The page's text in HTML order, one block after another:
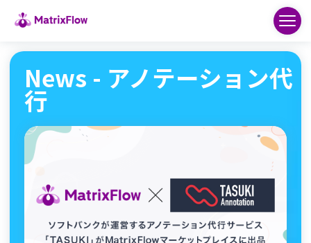
News - アノテーション代
行